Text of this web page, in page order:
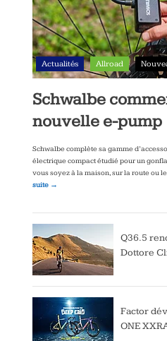
Actualités Allroad
Schwalbe
nouvelle e-pump
Schwalbe complète sa gamme
électrique compact étudié pour un
vous soyez à la maison, sur la route ou
suite →
Q36.5
Dottore
Factor
ONE